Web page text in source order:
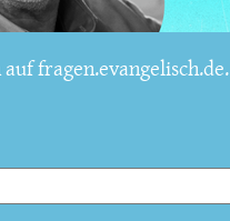
fragen.evangelisch.de.